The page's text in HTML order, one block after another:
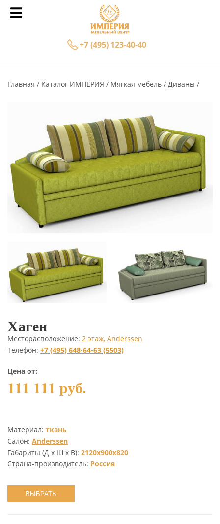
+7 (495) 123-40-40
Главная Каталог ИМПЕРИЯ Мягкая мебель Диваны
Хаген
Месторасположение: 2 этаж, Anderssen
Телефон: +7 (495) 648-64-63 (5503)
Цена от:
111 111 руб.
Материал: ткань
Салон: Anderssen
Габариты (Д х Ш х В): 2120x900x820
Страна-производитель: Россия
ВЫБРАТЬ